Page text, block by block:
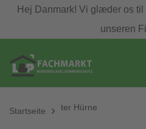
Hej Danmark! Vi glæder os
unseren
Startseite ter Hürne